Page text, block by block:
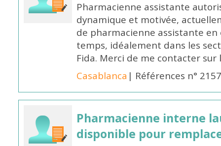
Pharmacienne assistante
dynamique et motivée,
de pharmacienne assistante en
temps, idéalement dans les
Fida. Merci de me contacter sur
Casablanca | Références n°
Pharmacienne interne
disponible pour